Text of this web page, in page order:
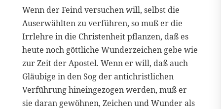
Wenn der Feind versuchen will, selbst die
Auserwählten zu verführen, so muß er die
Irrlehre in die Christenheit pflanzen, daß es
heute noch göttliche Wunderzeichen gebe wie
zur Zeit der Apostel. Wenn er will, daß auch
Gläubige in den Sog der antichristlichen
Verführung hineingezogen werden, muß er
sie daran gewöhnen, Zeichen und Wunder als